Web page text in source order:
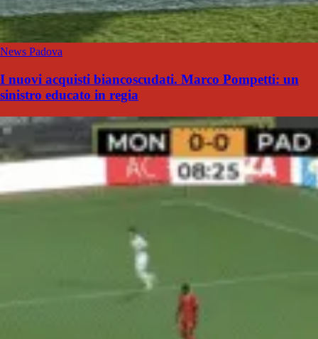
News Padova
I nuovi acquisti biancoscudati. Marco Pompetti: un
sinistro educato in regia